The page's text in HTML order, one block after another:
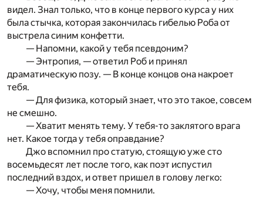
видел. Знал только, что в конце первого курса у них
была стычка, которая закончилась гибелью Роба от
выстрела синим конфетти.
— Напомни, какой у тебя псевдоним?
— Энтропия, — ответил Роб и принял
драматическую позу. — В конце концов она накроет
тебя.
— Для физика, который знает, что это такое, совсем
не смешно.
— Хватит менять тему. У тебя-то заклятого врага
нет. Какое тогда у тебя оправдание?
Джо вспомнил про статую, стоящую уже сто
восемьдесят лет после того, как поэт испустил
последний вздох, и ответ пришел в голову легко:
— Хочу, чтобы меня помнили.